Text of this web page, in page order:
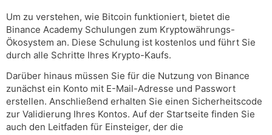
Um zu verstehen, wie Bitcoin funktioniert, bietet die
Binance Academy Schulungen zum Kryptowährungs-
Ökosystem an. Diese Schulung ist kostenlos und führt Sie
durch alle Schritte Ihres Krypto-Kaufs.
Darüber hinaus müssen Sie für die Nutzung von Binance
zunächst ein Konto mit E-Mail-Adresse und Passwort
erstellen. Anschließend erhalten Sie einen Sicherheitscode
zur Validierung Ihres Kontos. Auf der Startseite finden Sie
auch den Leitfaden für Einsteiger, der die